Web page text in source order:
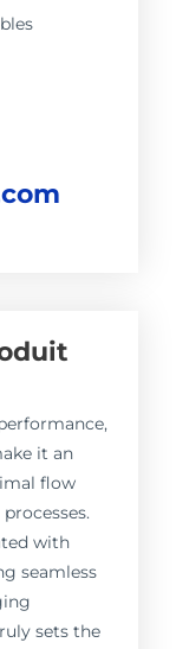
it an
flow
with
seamless
sets the